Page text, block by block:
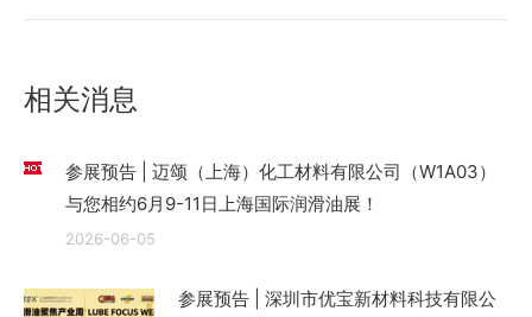
相关消息
参展预告 | 迈颂（上海）化工材料有限公司（W1A03）
与您相约6月9-11日上海国际润滑油展！
2026-06-05
参展预告 | 深圳市优宝新材料科技有限公